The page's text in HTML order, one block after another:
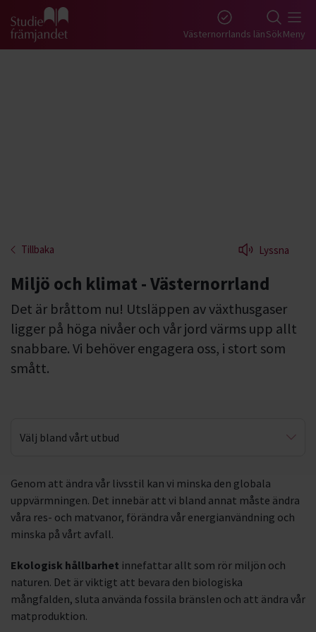
Gå till studiefrämjandets startsida Västernorrlands länSökMeny
Tillbaka Lyssna
Miljö och klimat - Västernorrland
Det är bråttom nu! Utsläppen av växthusgaser
ligger på höga nivåer och vår jord värms upp allt
snabbare. Vi behöver engagera oss, i stort som
smått.
Välj bland vårt utbud
Café Planet
Genom att ändra vår livsstil kan vi minska den globala
uppvärmningen. Det innebär att vi bland annat måste ändra
våra res- och matvanor, förändra vår energianvändning och
minska på vårt avfall.
Ekologisk hållbarhet innefattar allt som rör miljön och
naturen. Det är viktigt att bevara den biologiska
mångfalden, sluta använda fossila bränslen och att ändra vår
matproduktion.